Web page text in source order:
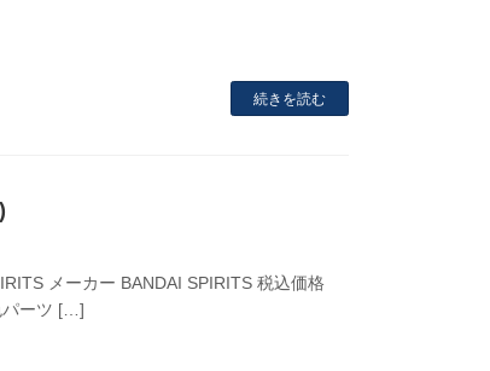
続きを読む
メーカー BANDAI SPIRITS 税込価格
パーツ […]